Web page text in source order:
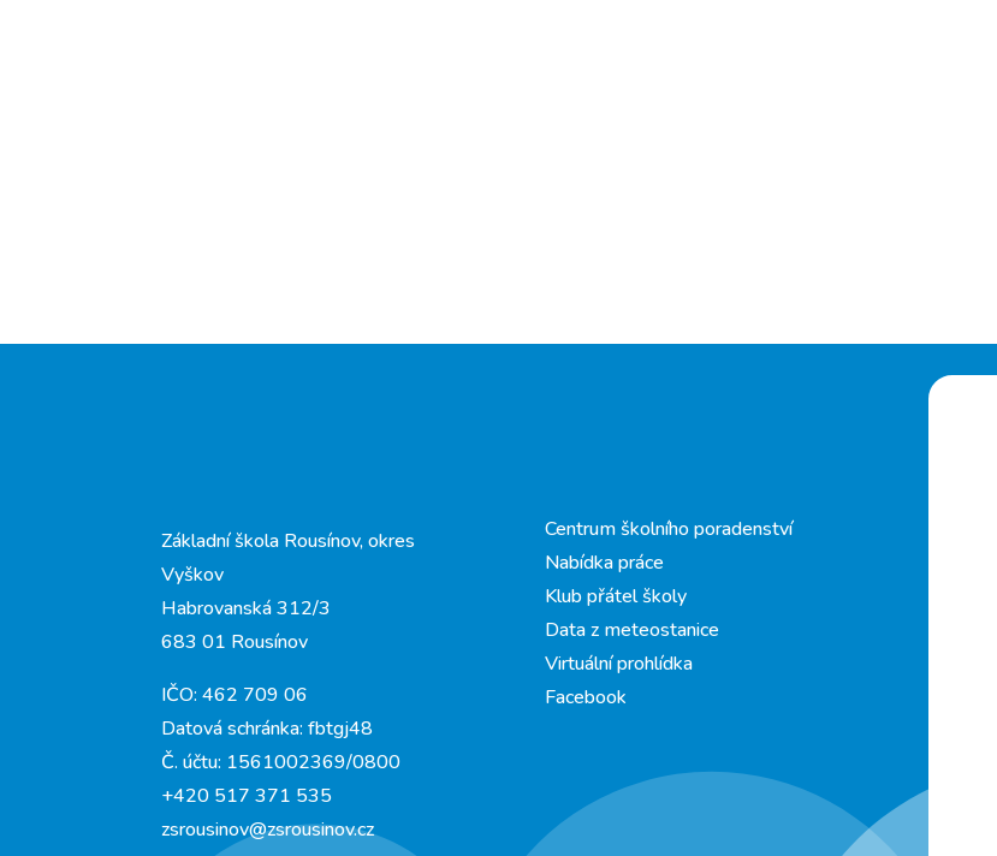
Základní škola Rousínov, okres
Vyškov
Habrovanská 312/3
683 01 Rousínov
IČO: 462 709 06
Datová schránka: fbtgj48
Č. účtu: 1561002369/0800
+420 517 371 535
zsrousinov@zsrousinov.cz
Centrum školního poradenství
Nabídka práce
Klub přátel školy
Data z meteostanice
Virtuální prohlídka
Facebook